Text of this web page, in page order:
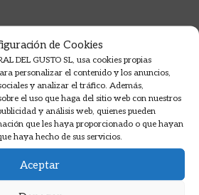
de Cookies
DEL GUSTO SL, usa cookies propias
personalizar el contenido y los anuncios,
y analizar el tráfico. Además,
el uso que haga del sitio web con nuestros
y análisis web, quienes pueden
que les haya proporcionado o que hayan
haya hecho de sus servicios.
Aceptar